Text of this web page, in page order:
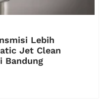
Lebih
Jet Clean
Bandung